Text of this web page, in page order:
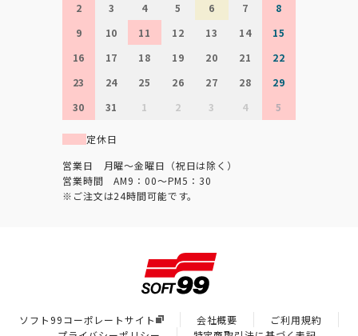
2
3 4 5 6 7
8
9
10 11 12 13 14
15
16
17 18 19 20 21
22
23
24 25 26 27 28
29
30
31 1 2 3 4 5
定休日
営業日 月曜～金曜日（祝日は除く）
営業時間 AM9：00～PM5：30
※ご注文は24時間可能です。
ソフト99コーポレートサイト 会社概要
ご利用規約